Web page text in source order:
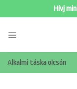
Hívj
Alkalmi táska olcsón